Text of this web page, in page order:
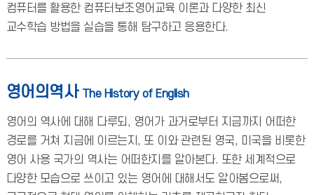
컴퓨터를 활용한 컴퓨터보조영어교육 이론과 다양한 최신
교수학습 방법을 실습을 통해 탐구하고 응용한다.
영어의역사 The History of English
영어의 역사에 대해 다루되, 영어가 과거로부터 지금까지 어떠한
경로를 거쳐 지금에 이르는지, 또 이와 관련된 영국, 미국을 비롯한
영어 사용 국가의 역사는 어떠한지를 알아본다. 또한 세계적으로
다양한 모습으로 쓰이고 있는 영어에 대해서도 알아봄으로써,